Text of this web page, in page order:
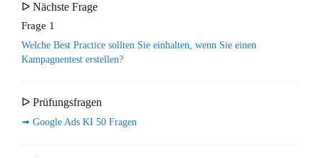
ᐅ Nächste Frage
Frage 1
Welche Best Practice sollten Sie einhalten, wenn Sie einen
Kampagnentest erstellen?
ᐅ Prüfungsfragen
➟ Google Ads KI 50 Fragen